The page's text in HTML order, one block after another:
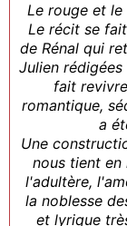
Le rouge et le
Le récit se
de Rénal qui
Julien
fait
romantique,
a
Une
nous tient en
l'adultère,
la noblesse
et lyrique